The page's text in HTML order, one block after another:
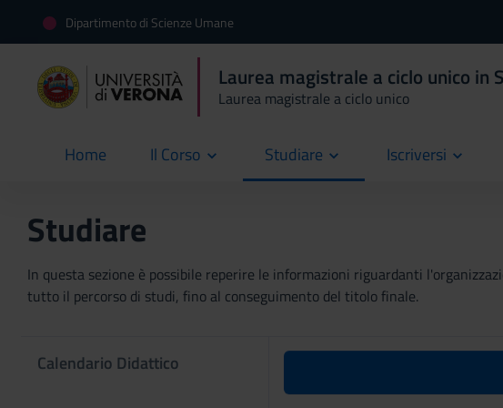
Dipartimento di Scienze Umane
Laurea magistrale a ciclo unico in
Laurea magistrale a ciclo unico
Home
current Il Corso Studiare Iscriversi
Studiare
In questa sezione è possibile reperire le informazioni riguardanti
tutto il percorso di studi, fino al conseguimento del titolo finale.
Calendario Didattico